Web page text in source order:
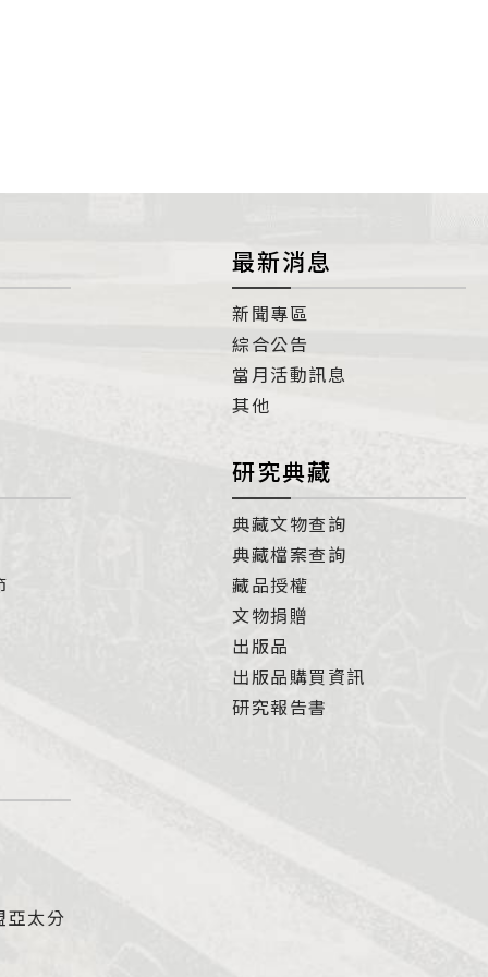
最新消息
新聞專區
綜合公告
當月活動訊息
其他
研究典藏
典藏文物查詢
典藏檔案查詢
藏品授權
文物捐贈
出版品
出版品購買資訊
研究報告書
亞太分